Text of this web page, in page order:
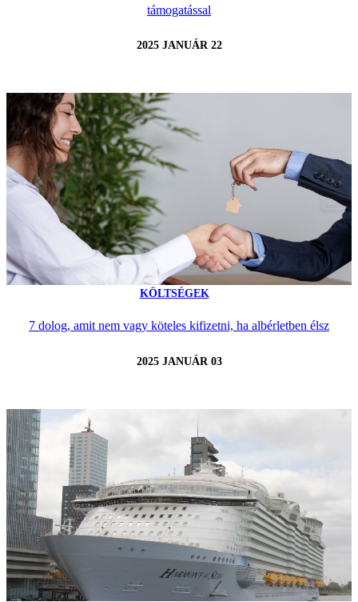
támogatással
2025 JANUÁR 22
KÖLTSÉGEK
7 dolog, amit nem vagy köteles kifizetni, ha albérletben élsz
2025 JANUÁR 03